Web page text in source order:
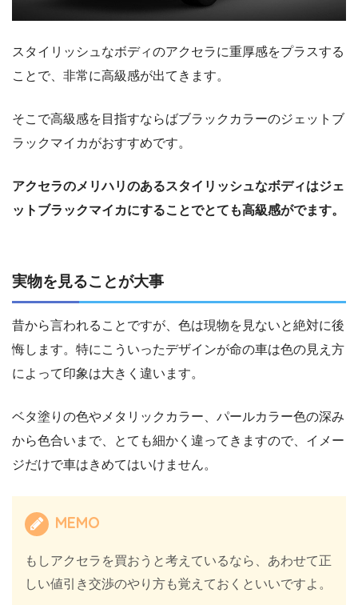
スタイリッシュなボディのアクセラに重厚感をプラスする
ことで、非常に高級感が出てきます。
そこで高級感を目指すならばブラックカラーのジェットブ
ラックマイカがおすすめです。
アクセラのメリハリのあるスタイリッシュなボディはジェ
ットブラックマイカにすることでとても高級感がでます。
実物を見ることが大事
昔から言われることですが、色は現物を見ないと絶対に後
悔します。特にこういったデザインが命の車は色の見え方
によって印象は大きく違います。
ベタ塗りの色やメタリックカラー、パールカラー色の深み
から色合いまで、とても細かく違ってきますので、イメー
ジだけで車はきめてはいけません。
MEMO
もしアクセラを買おうと考えているなら、あわせて正
しい値引き交渉のやり方も覚えておくといいですよ。